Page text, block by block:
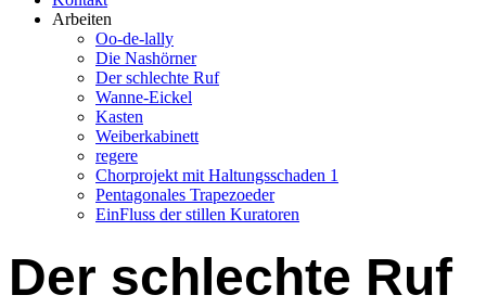
Arbeiten
Oo-de-lally
Die Nashörner
Der schlechte Ruf
Wanne-Eickel
Kasten
Weiberkabinett
regere
Chorprojekt mit Haltungsschaden 1
Pentagonales Trapezoeder
EinFluss der stillen Kuratoren
Der schlechte Ruf